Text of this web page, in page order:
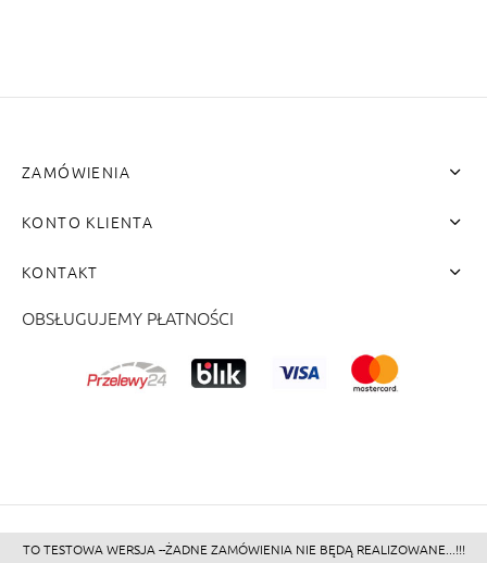
ZAMÓWIENIA
KONTO KLIENTA
KONTAKT
OBSŁUGUJEMY PŁATNOŚCI
TO TESTOWA WERSJA --ŻADNE ZAMÓWIENIA NIE BĘDĄ REALIZOWANE...!!!